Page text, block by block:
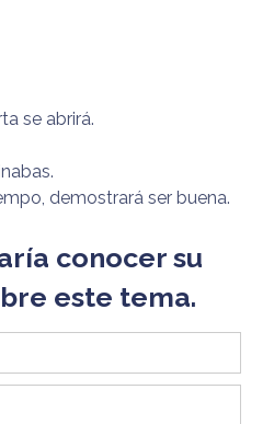
se abrirá.
demostrará ser buena.
conocer su
este tema.